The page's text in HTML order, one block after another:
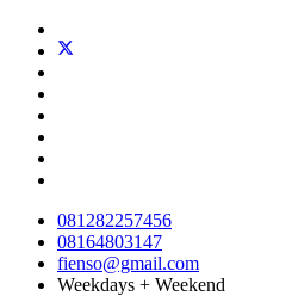
081282257456
08164803147
fienso@gmail.com
Weekdays + Weekend